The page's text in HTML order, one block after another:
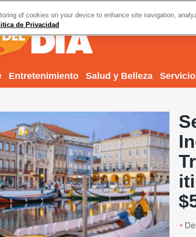
Entretenimiento Salud y Belleza
Next
of cookies on your device to enhance site navigation,
de Privacidad